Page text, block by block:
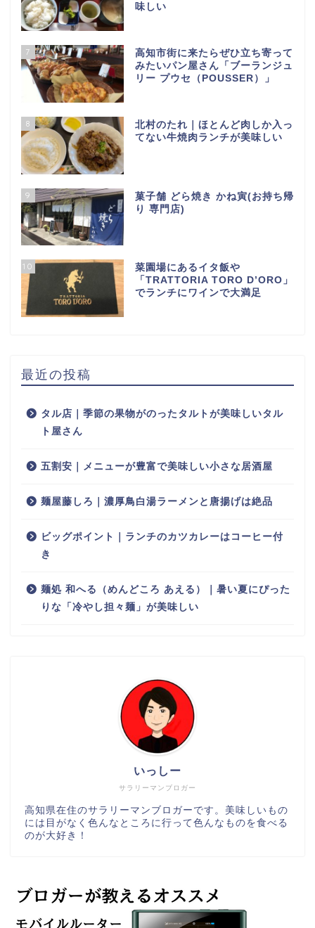
味しい
7
高知市街に来たらぜひ立ち寄って
みたいパン屋さん「ブーランジュ
リー プウセ（POUSSER）」
8
北村のたれ｜ほとんど肉しか入っ
てない牛焼肉ランチが美味しい
9
菓子舗 どら焼き かね寅(お持ち帰
り 専門店)
10
菜園場にあるイタ飯や
「TRATTORIA TORO D’ORO」
でランチにワインで大満足
最近の投稿
タル店｜季節の果物がのったタルトが美味しいタル
ト屋さん
五割安｜メニューが豊富で美味しい小さな居酒屋
麺屋藤しろ｜濃厚鳥白湯ラーメンと唐揚げは絶品
ビッグポイント｜ランチのカツカレーはコーヒー付
き
麺処 和へる（めんどころ あえる）｜暑い夏にぴった
りな「冷やし担々麺」が美味しい
サラリーマンブロガー
いっしー
高知県在住のサラリーマンブロガーです。美味しいもの
には目がなく色んなところに行って色んなものを食べる
のが大好き！